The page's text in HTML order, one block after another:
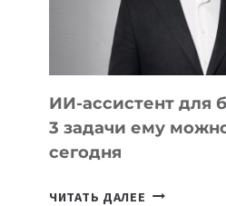
ИИ-ассистент для
3 задачи ему
сегодня
ЧИТАТЬ ДАЛЕЕ ИИ-